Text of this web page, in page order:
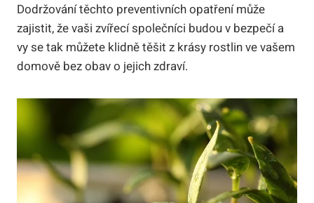
Dodržování těchto preventivních opatření může
zajistit, že vaši zvířecí společníci budou v bezpečí a
vy se tak můžete klidně těšit z krásy rostlin ve vašem
domově bez obav o jejich zdraví.